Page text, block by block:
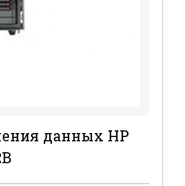
данных HP